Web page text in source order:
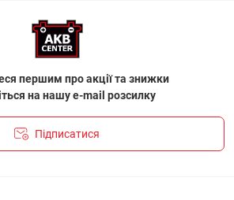
першим про акції та знижки
на нашу e-mail розсилку
Підписатися